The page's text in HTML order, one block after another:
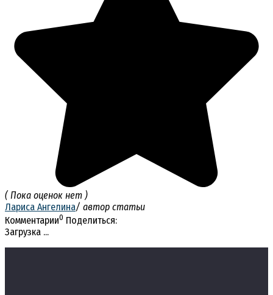
( Пока оценок нет )
Лариса Ангелина/ автор статьи
Комментарии0 Поделиться:
Загрузка ...